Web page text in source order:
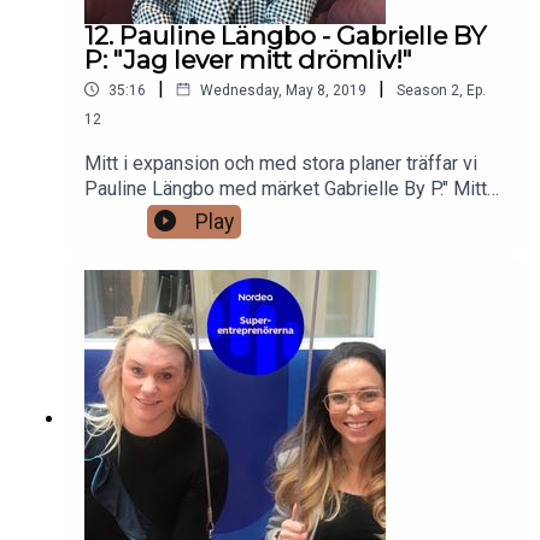
12. Pauline Längbo - Gabrielle BY
P: "Jag lever mitt drömliv!"
35:16 | Wednesday, May 8, 2019 | Season 2 Ep.
12
Mitt i expansion och med stora planer träffar vi
Pauline Längbo med märket Gabrielle By P." Mitt
VARFÖR i mitt entreprenörskap –det livet jag
lever idag är precis det jag drömde om när jag
mig dit."Med starkt intresse för hållbarhet och det
unika skapar Pauline accessoarer genom
återvunnet material. Gammalt blir som nytt och
med det har hon gjort succé. I år siktar hon på
expansion i Sverige och därefter hägrar USA.
Häng med i ett sprakande samtal om framtida
möjligheter!
Play